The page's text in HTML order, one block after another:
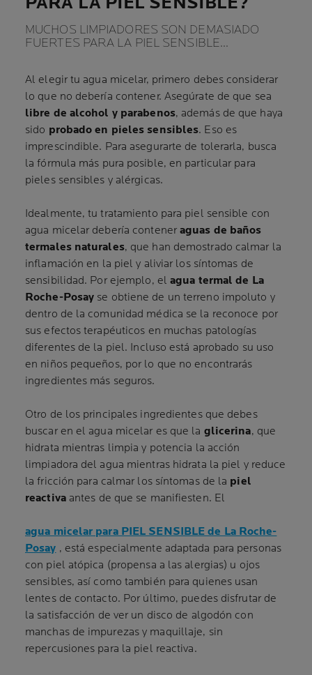
MUCHOS LIMPIADORES SON DEMASIADO
FUERTES PARA LA PIEL SENSIBLE…
Al elegir tu agua micelar, primero debes considerar
lo que no debería contener. Asegúrate de que sea
libre de alcohol y parabenos, además de que haya
sido probado en pieles sensibles. Eso es
imprescindible. Para asegurarte de tolerarla, busca
la fórmula más pura posible, en particular para
pieles sensibles y alérgicas.
Idealmente, tu tratamiento para piel sensible con
agua micelar debería conteneraguas de baños
termales naturales, que han demostrado calmar la
inflamación en la piel y aliviar los síntomas de
sensibilidad. Por ejemplo, elagua termal de La
Roche-Posay se obtiene de un terreno impoluto y
dentro de la comunidad médica se la reconoce por
sus efectos terapéuticos en muchas patologías
diferentes de la piel. Incluso está aprobado su uso
en niños pequeños, por lo que no encontrarás
ingredientes más seguros.
Otro de los principales ingredientes que debes
buscar en el agua micelar es que la glicerina, que
hidrata mientras limpia y potencia la acción
limpiadora del agua mientras hidrata la piel y reduce
la fricción para calmar los síntomas de la piel
reactivaantes de que se manifiesten. El
agua micelar para PIEL SENSIBLE de La Roche-
Posay , está especialmente adaptada para personas
con piel atópica (propensa a las alergias) u ojos
sensibles, así como también para quienes usan
lentes de contacto. Por último, puedes disfrutar de
la satisfacción de ver un disco de algodón con
manchas de impurezas y maquillaje, sin
repercusiones para la piel reactiva.